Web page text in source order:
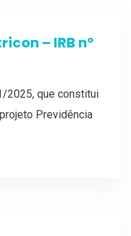
– IRB nº
2025, que constitui
Previdência